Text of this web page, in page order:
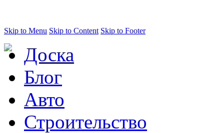
Skip to Menu Skip to Content Skip to Footer
Доска
Блог
Авто
Строительство